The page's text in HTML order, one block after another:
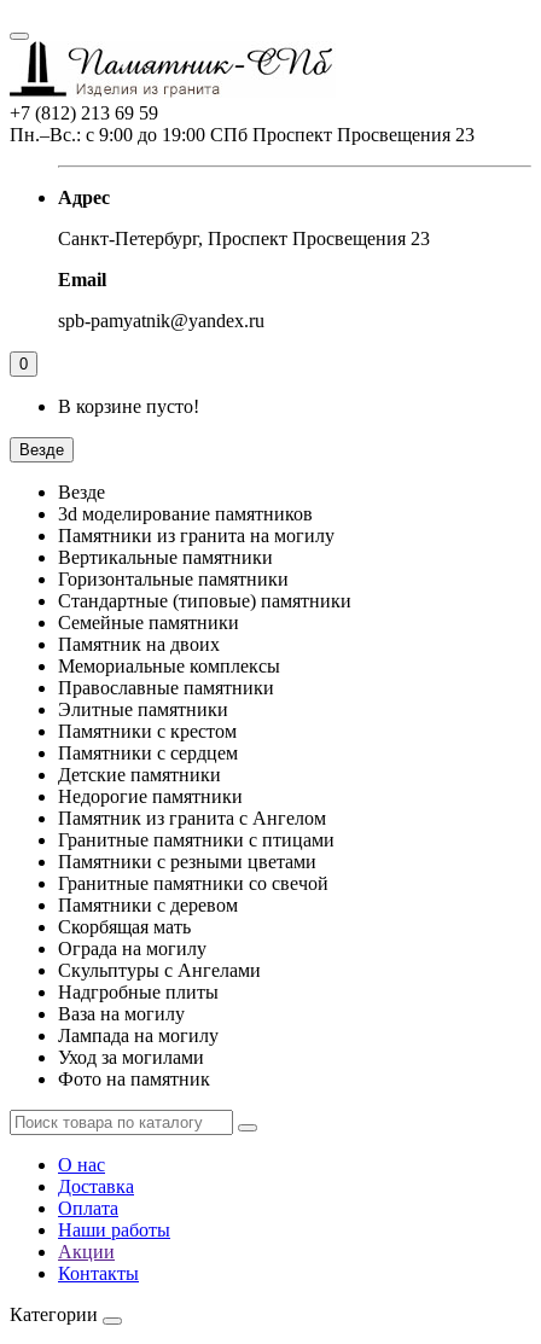
+7 (812) 213 69 59
Пн.–Вс.: с 9:00 до 19:00 СПб Проспект Просвещения 23
Адрес
Санкт-Петербург, Проспект Просвещения 23
Email
spb-pamyatnik@yandex.ru
0
В корзине пусто!
Везде
Везде
3d моделирование памятников
Памятники из гранита на могилу
Вертикальные памятники
Горизонтальные памятники
Стандартные (типовые) памятники
Семейные памятники
Памятник на двоих
Мемориальные комплексы
Православные памятники
Элитные памятники
Памятники с крестом
Памятники с сердцем
Детские памятники
Недорогие памятники
Памятник из гранита с Ангелом
Гранитные памятники с птицами
Памятники с резными цветами
Гранитные памятники со свечой
Памятники с деревом
Скорбящая мать
Ограда на могилу
Скульптуры с Ангелами
Надгробные плиты
Ваза на могилу
Лампада на могилу
Уход за могилами
Фото на памятник
О нас
Доставка
Оплата
Наши работы
Акции
Контакты
Категории